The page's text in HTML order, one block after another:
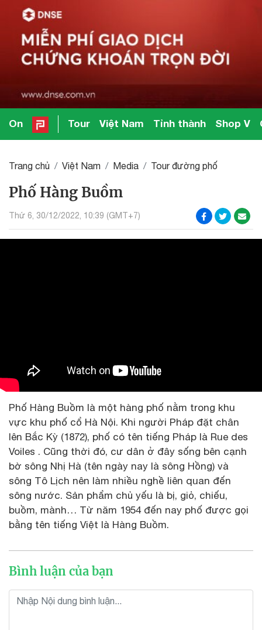
On Tour Việt Nam Tỉnh thành Shop V
Trang chủ Việt Nam Media Tour đường phố
Phố Hàng Buồm
Thứ 6, 30/12/2022, 10:39 (GMT+7)
Phố Hàng Buồm là một hàng phố nằm trong khu
vực khu phố cổ Hà Nội. Khi người Pháp đặt chân
lên Bắc Kỳ (1872), phố có tên tiếng Pháp là Rue des
Voiles . Cũng thời đó, cư dân ở đây sống bên cạnh
bờ sông Nhị Hà (tên ngày nay là sông Hồng) và
sông Tô Lịch nên làm nhiều nghề liên quan đến
sông nước. Sản phẩm chủ yếu là bị, giỏ, chiếu,
buồm, mành… Từ năm 1954 đến nay phố được gọi
bằng tên tiếng Việt là Hàng Buồm.
Bình luận của bạn